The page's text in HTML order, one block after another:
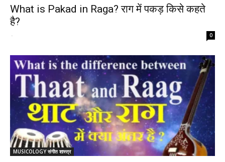
What is Pakad in Raga? राग में पकड़ किसे कहते
है?
- 0
MUSICOLOGY संगीत शास्त्र